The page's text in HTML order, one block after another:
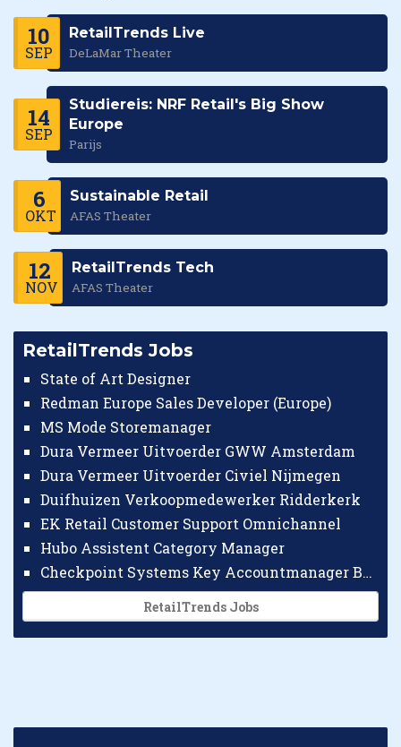
10
SEP
RetailTrends Live
DeLaMar Theater
14
SEP
Studiereis: NRF Retail's Big Show
Europe
Parijs
6
OKT
Sustainable Retail
AFAS Theater
12
NOV
RetailTrends Tech
AFAS Theater
RetailTrends Jobs
State of Art Designer
Redman Europe Sales Developer (Europe)
MS Mode Storemanager
Dura Vermeer Uitvoerder GWW Amsterdam
Dura Vermeer Uitvoerder Civiel Nijmegen
Duifhuizen Verkoopmedewerker Ridderkerk
EK Retail Customer Support Omnichannel
Hubo Assistent Category Manager
Checkpoint Systems Key Accountmanager Benelux
RetailTrends Jobs